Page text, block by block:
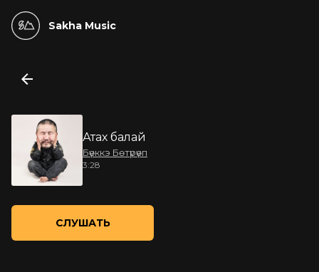
Sakha Music
Атах балай
Бүөккэ Бөтүрүөп
3:28
СЛУШАТЬ